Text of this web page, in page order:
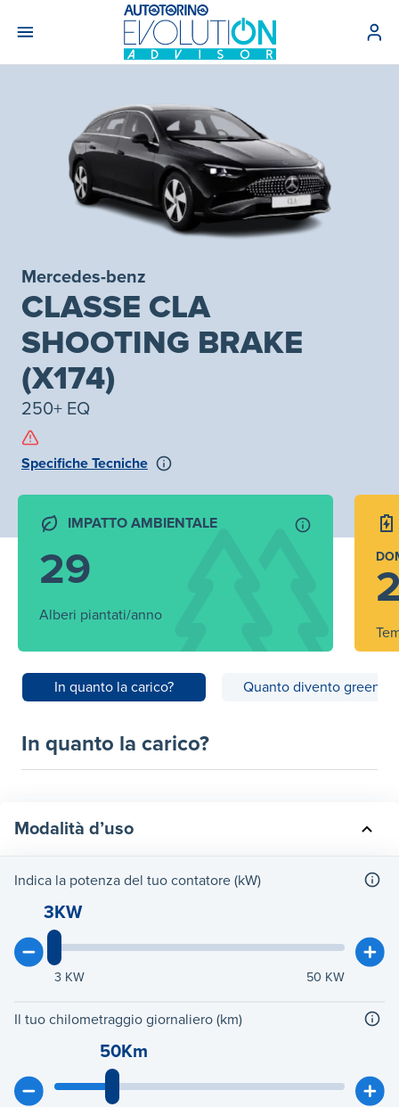
Mercedes-benz
CLASSE CLA
SHOOTING BRAKE
(X174)
250+ EQ
Specifiche Tecniche
IMPATTO AMBIENTALE
29
Alberi piantati/anno
In quanto la carico? Quanto divento green?
In quanto la carico?
Modalità d’uso
Indica la potenza del tuo contatore (kW)
3KW
3 KW 50 KW
Il tuo chilometraggio giornaliero (km)
50Km